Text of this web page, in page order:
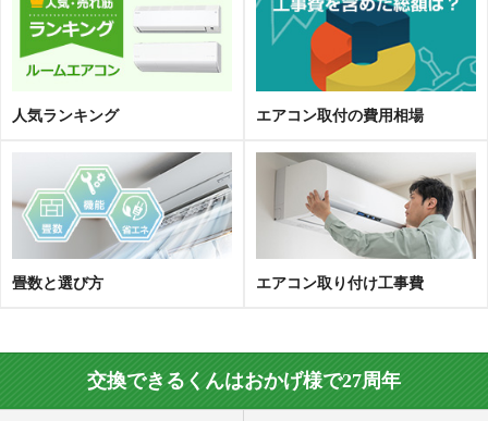
人気ランキング エアコン取付の費用相場
畳数と選び方 エアコン取り付け工事費
交換できるくんはおかげ様で27周年